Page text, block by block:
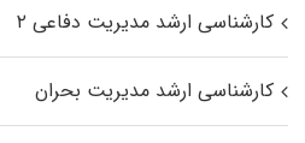
کارشناسی ارشد مدیریت دفاعی ۲
کارشناسی ارشد مدیریت بحران